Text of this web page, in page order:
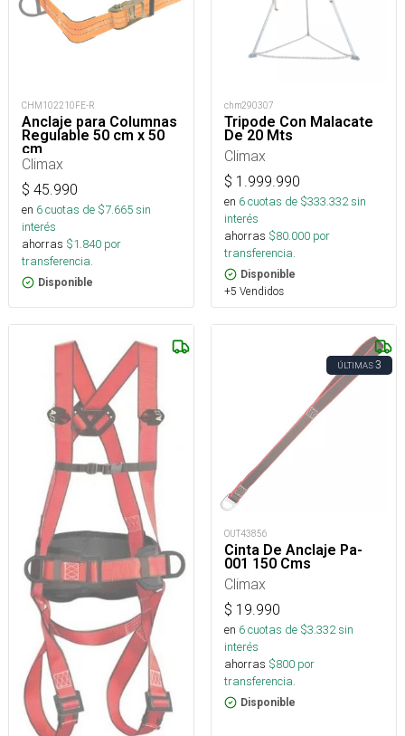
CHM102210FE-R
Anclaje para Columnas
Regulable 50 cm x 50
cm
Climax
$ 45.990
en 6cuotas de $7.665sin
interés
ahorras $1.840 por
transferencia.
Disponible
chm290307
Tripode Con Malacate
De 20 Mts
Climax
$ 1.999.990
en 6cuotas de $333.332sin
interés
ahorras $80.000 por
transferencia.
Disponible
+5 Vendidos
ÚLTIMAS3
OUT43856
Cinta De Anclaje Pa-
001 150 Cms
Climax
$ 19.990
en 6cuotas de $3.332sin
interés
ahorras $800 por
transferencia.
Disponible